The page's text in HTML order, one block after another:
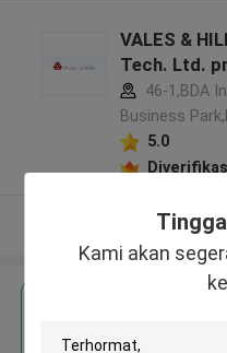
Kami akan
VALES &
Tech. Ltd.
46-1,BDA
Business
5.0